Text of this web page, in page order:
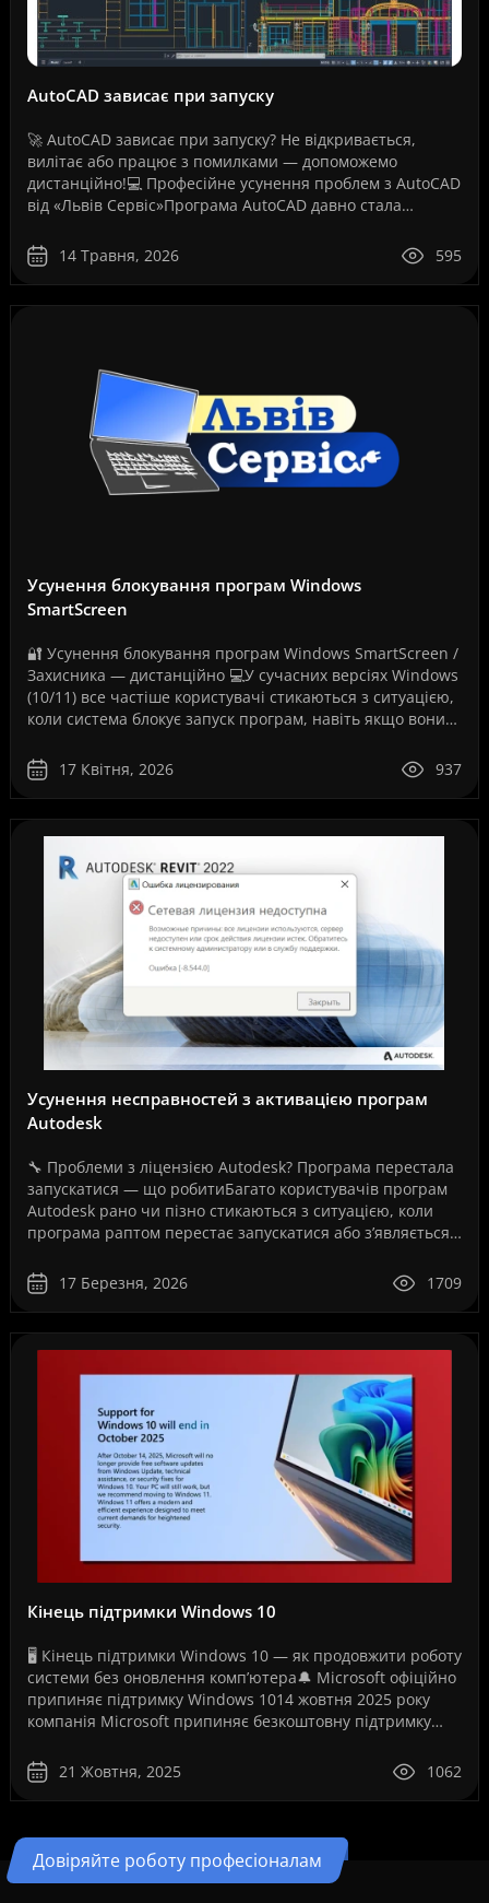
AutoCAD зависає при запуску
🚀 AutoCAD зависає при запуску? Не відкривається,
вилітає або працює з помилками — допоможемо
дистанційно!💻 Професійне усунення проблем з AutoCAD
від «Львів Сервіс»Програма AutoCAD давно стала
проект..14 Травня, 2026 595
Усунення блокування програм Windows
SmartScreen
🔐 Усунення блокування програм Windows SmartScreen /
Захисника — дистанційно 💻У сучасних версіях Windows
(10/11) все частіше користувачі стикаються з ситуацією,
коли система блокує запуск програм, навіть якщо вони
17 Квітня, 2026
937
Усунення несправностей з активацією програм
Autodesk
🔧 Проблеми з ліцензією Autodesk? Програма перестала
запускатися — що робитиБагато користувачів програм
Autodesk рано чи пізно стикаються з ситуацією, коли
програма раптом перестає запускатися або з’являється
17 Березня, 2026
1709
Кінець підтримки Windows 10
🖥️ Кінець підтримки Windows 10 — як продовжити роботу
системи без оновлення комп’ютера🔔 Microsoft офіційно
припиняє підтримку Windows 1014 жовтня 2025 року
компанія Microsoft припиняє безкоштовну підтримку
21 Жовтня, 2025
1062
Довіряйте роботу професіоналам